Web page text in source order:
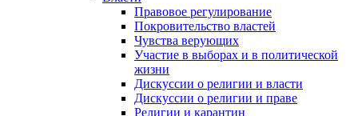
Правовое регулирование
Покровительство властей
Чувства верующих
Участие в выборах и в политической
жизни
Дискуссии о религии и власти
Дискуссии о религии и праве
Религии и карантин